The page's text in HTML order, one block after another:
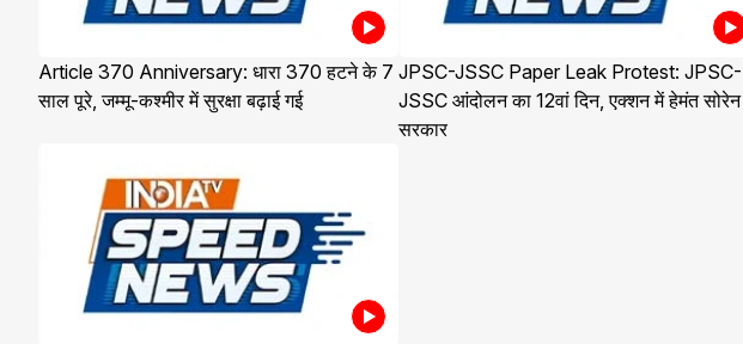
Article 370 Anniversary: धारा 370 हटने के 7
साल पूरे, जम्मू-कश्मीर में सुरक्षा बढ़ाई गई
JPSC-JSSC Paper Leak Protest: JPSC-
JSSC आंदोलन का 12वां दिन, एक्शन में हेमंत सोरेन
सरकार